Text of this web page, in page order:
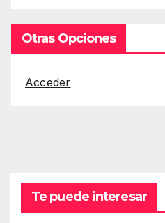
Otras Opciones
Acceder
Te puede interesar